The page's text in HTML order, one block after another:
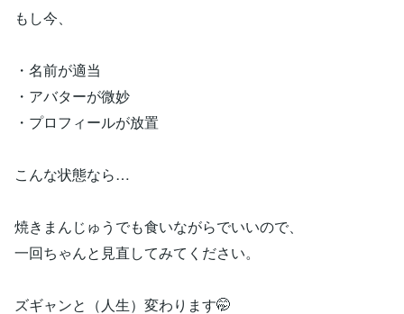
もし今、
・名前が適当
・アバターが微妙
・プロフィールが放置
こんな状態なら…
焼きまんじゅうでも食いながらでいいので、
一回ちゃんと見直してみてください。
ズギャンと（人生）変わります🤭